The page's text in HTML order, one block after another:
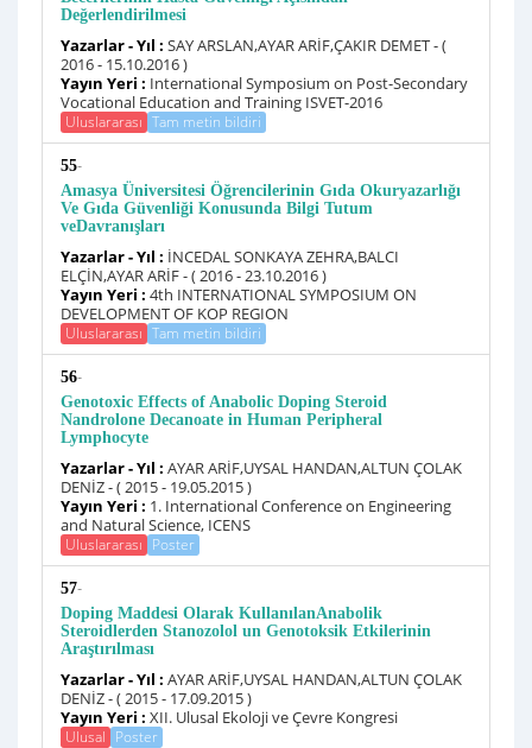
Değerlendirilmesi
Yazarlar - Yıl : SAY ARSLAN,AYAR ARİF,ÇAKIR DEMET - (
2016 - 15.10.2016 )
Yayın Yeri : International Symposium on Post-Secondary
Vocational Education and Training ISVET-2016
Uluslararası Tam metin bildiri
55-
Amasya Üniversitesi Öğrencilerinin Gıda Okuryazarlığı
Ve Gıda Güvenliği Konusunda Bilgi Tutum
veDavranışları
Yazarlar - Yıl : İNCEDAL SONKAYA ZEHRA,BALCI
ELÇİN,AYAR ARİF - ( 2016 - 23.10.2016 )
Yayın Yeri : 4th INTERNATIONAL SYMPOSIUM ON
DEVELOPMENT OF KOP REGION
Uluslararası Tam metin bildiri
56-
Genotoxic Effects of Anabolic Doping Steroid
Nandrolone Decanoate in Human Peripheral
Lymphocyte
Yazarlar - Yıl : AYAR ARİF,UYSAL HANDAN,ALTUN ÇOLAK
DENİZ - ( 2015 - 19.05.2015 )
Yayın Yeri : 1. International Conference on Engineering
and Natural Science, ICENS
Uluslararası Poster
57-
Doping Maddesi Olarak KullanılanAnabolik
Steroidlerden Stanozolol un Genotoksik Etkilerinin
Araştırılması
Yazarlar - Yıl : AYAR ARİF,UYSAL HANDAN,ALTUN ÇOLAK
DENİZ - ( 2015 - 17.09.2015 )
Yayın Yeri : XII. Ulusal Ekoloji ve Çevre Kongresi
Ulusal Poster